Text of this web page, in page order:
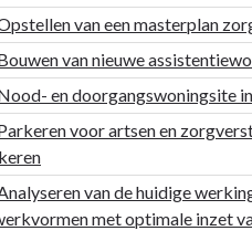
van een masterplan
van nieuwe
en doorgangswoningsite
voor artsen en
van de huidige
met optimale inzet